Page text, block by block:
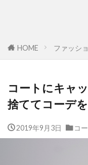
HOME ファッシ
コートにキャ
捨ててコーデ
2019年9月3日 コ